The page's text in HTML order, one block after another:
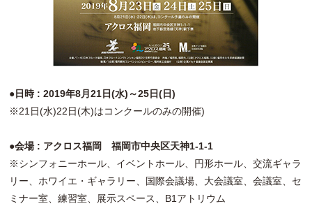
●日時 : 2019年8月21日(水)～25日(日)
※21日(水)22日(木)はコンクールのみの開催)
●会場 : アクロス福岡 福岡市中央区天神1-1-1
※シンフォニーホール、イベントホール、円形ホール、交流ギャラ
リー、ホワイエ・ギャラリー、国際会議場、大会議室、会議室、セ
ミナー室、練習室、展示スペース、B1アトリウム